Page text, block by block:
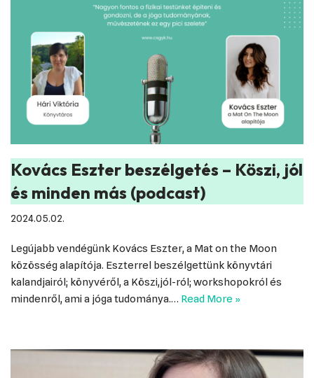
Kovács Eszter beszélgetés – Köszi, jól
és minden más (podcast)
2024.05.02.
Legújabb vendégünk Kovács Eszter, a Mat on the Moon
közösség alapítója. Eszterrel beszélgettünk könyvtári
kalandjairól; könyvéről, a Köszi,jól-ról; workshopokról és
mindenről, ami a jóga tudománya.… Read More »